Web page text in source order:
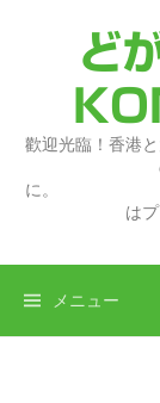
ど
歡迎光臨！香港
に
は
メニュー